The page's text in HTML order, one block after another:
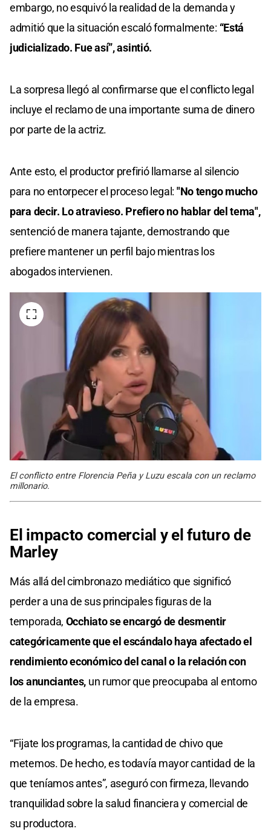
embargo, no esquivó la realidad de la demanda y
admitió que la situación escaló formalmente: “Está
judicializado. Fue así”, asintió.
La sorpresa llegó al confirmarse que el conflicto legal
incluye el reclamo de una importante suma de dinero
por parte de la actriz.
Ante esto, el productor prefirió llamarse al silencio
para no entorpecer el proceso legal: "No tengo mucho
para decir. Lo atravieso. Prefiero no hablar del tema",
sentenció de manera tajante, demostrando que
prefiere mantener un perfil bajo mientras los
abogados intervienen.
El conflicto entre Florencia Peña y Luzu escala con un reclamo
millonario.
El impacto comercial y el futuro de
Marley
Más allá del cimbronazo mediático que significó
perder a una de sus principales figuras de la
temporada, Occhiato se encargó de desmentir
categóricamente que el escándalo haya afectado el
rendimiento económico del canal o la relación con
los anunciantes, un rumor que preocupaba al entorno
de la empresa.
“Fijate los programas, la cantidad de chivo que
metemos. De hecho, es todavía mayor cantidad de la
que teníamos antes”, aseguró con firmeza, llevando
tranquilidad sobre la salud financiera y comercial de
su productora.